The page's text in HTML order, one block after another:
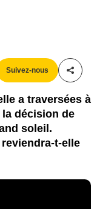
Suivez-nous
a traversées à
décision de
soleil.
t-elle